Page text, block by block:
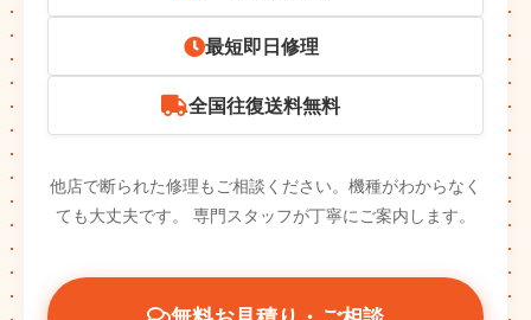
最短即日修理
全国往復送料無料
他店で断られた修理もご相談ください。機種がわからなく
ても大丈夫です。
専門スタッフが丁寧にご案内します。